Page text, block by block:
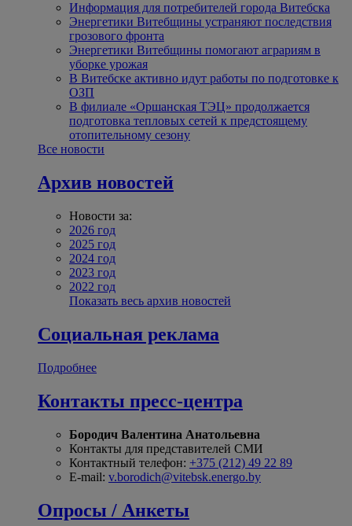
Информация для потребителей города Витебска
Энергетики Витебщины устраняют последствия
грозового фронта
Энергетики Витебщины помогают аграриям в
уборке урожая
В Витебске активно идут работы по подготовке к
ОЗП
В филиале «Оршанская ТЭЦ» продолжается
подготовка тепловых сетей к предстоящему
отопительному сезону
Все новости
Архив новостей
Новости за:
2026 год
2025 год
2024 год
2023 год
2022 год
Показать весь архив новостей
Социальная реклама
Подробнее
Контакты пресс-центра
Бородич Валентина Анатольевна
Контакты для представителей СМИ
Контактный телефон: +375 (212) 49 22 89
E-mail: v.borodich@vitebsk.energo.by
Опросы / Анкеты